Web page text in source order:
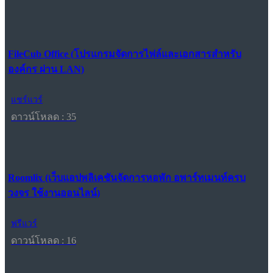
FileCub Office (โปรแกรมจัดการไฟล์และเอกสารสำหรับ
องค์กร ผ่าน LAN)
แชร์แวร์
ดาวน์โหลด : 35
Roomlix (เว็บแอปพลิเคชันจัดการหอพัก อพาร์ทเมนท์ครบ
วงจร ใช้งานออนไลน์)
ฟรีแวร์
ดาวน์โหลด : 16